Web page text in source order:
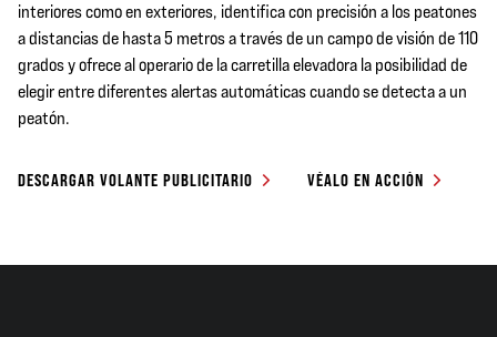
interiores como en exteriores, identifica con precisión a los peatones
a distancias de hasta 5 metros a través de un campo de visión de 110
grados y ofrece al operario de la carretilla elevadora la posibilidad de
elegir entre diferentes alertas automáticas cuando se detecta a un
peatón.
DESCARGAR VOLANTE PUBLICITARIO VÉALO EN ACCIÓN